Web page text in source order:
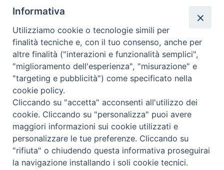
proposte per l’anno accademico 2023-2024:
percorsi completi di studio, frequenza ad alcuni
corsi, proposte di approfondimento e formazione
degli insegnati (piattaforma SOFIA del MIUR). Per
ogni altra …Continua a leggere L’Annuario
2023-
è
online
»
« Pagina precedente Pagina successiva »
FONDAZIONE POLO TEOLOGICO
Informativa
Utilizziamo cookie o tecnologie simili per
finalità tecniche e, con il tuo consenso, anche per
altre finalità ("interazioni e funzionalità semplici",
"miglioramento dell'esperienza", "misurazione" e
"targeting e pubblicità") come specificato nella
cookie policy.
Cliccando su "accetta" acconsenti all'utilizzo dei
cookie. Cliccando su "personalizza" puoi avere
maggiori informazioni sui cookie utilizzati e
personalizzare le tue preferenze. Cliccando su
"rifiuta" o chiudendo questa informativa proseguirai
la navigazione installando i soli cookie tecnici.